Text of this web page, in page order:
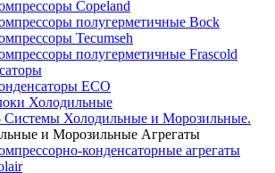
Copeland
полугерметичные Bock
Tecumseh
полугерметичные Frascold
ECO
Холодильные
Системы Холодильные и Морозильные.
и Морозильные Агрегаты
конденсаторные агрегаты